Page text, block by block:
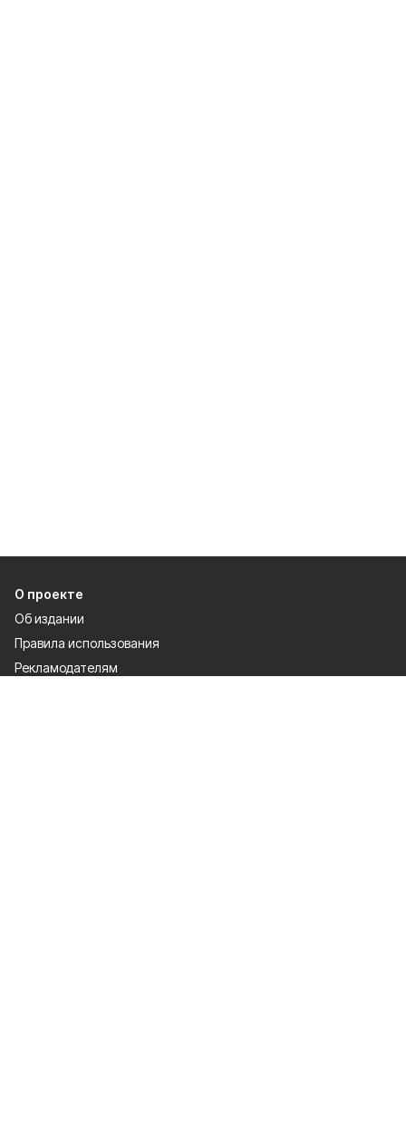
О проекте
Об издании
Правила использования
Рекламодателям